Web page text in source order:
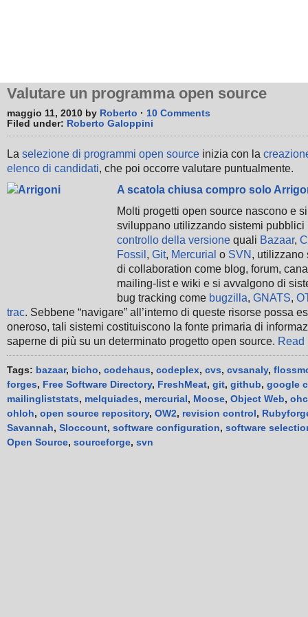
Valutare un programma open source
maggio 11, 2010 by Roberto · 10 Comments
Filed under: Roberto Galoppini
La selezione di programmi open source inizia con la
elenco di candidati, che poi occorre valutare puntualmente.
A scatola chiusa compro solo
Molti progetti open source nascono e si
sviluppano utilizzando sistemi pubblici
controllo della versione quali Bazaar,
Fossil, Git, Mercurial o SVN, utilizzano
di collaboration come blog, forum,
mailing-list e wiki e si avvalgono di
bug tracking come bugzilla, GNATS,
trac. Sebbene “navigare” all’interno di queste risorse possa
oneroso, tali sistemi costituiscono la fonte primaria di
saperne di più su un determinato progetto open source. Read
Tags: bazaar, bicho, codehaus, codeplex, cvs, cvsanaly,
forges, Free Software Directory, FreshMeat, git, github, google
mailingliststats, melquiades, mercurial , Moose, Object Web,
ohloh, open source repository, OW2, revision control ,
Savannah, Sloccount, software configuration, software
Open Source, sourceforge, svn